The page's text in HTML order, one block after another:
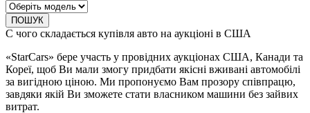
ПОШУК
С чого складається купівля авто на аукціоні в США
«StarCars» бере участь у провідних аукціонах США, Канади та
Кореї, щоб Ви мали змогу придбати якісні вживані автомобілі
за вигідною ціною. Ми пропонуємо Вам прозору співпрацю,
завдяки якій Ви зможете стати власником машини без зайвих
витрат.